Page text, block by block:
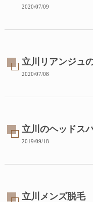
2020/07/09
立川リアンジュ
2020/07/08
立川のヘッドス
2019/09/18
立川メンズ脱毛